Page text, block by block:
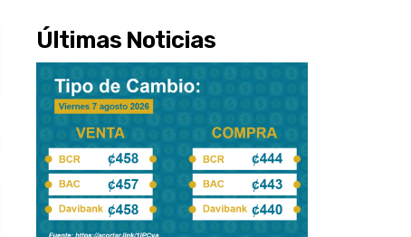
Últimas Noticias